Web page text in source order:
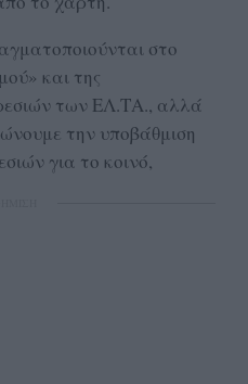
στο
και της
των ΕΛ.ΤΑ., αλλά
την υποβάθμιση
για το κοινό,